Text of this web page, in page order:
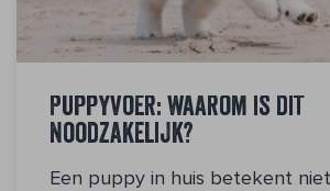
Puppyvoer: waarom is dit
noodzakelijk?
Een puppy in huis betekent